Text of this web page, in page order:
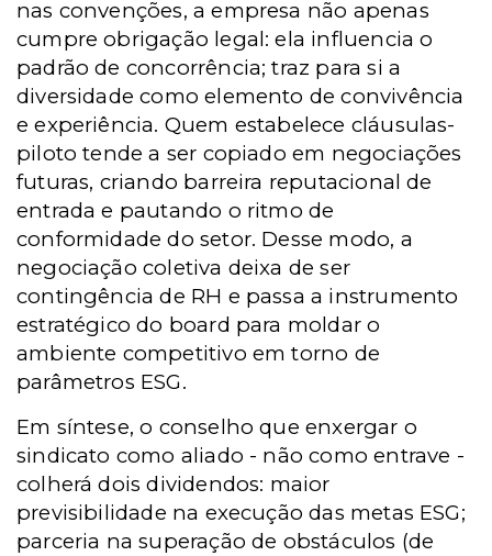
nas convenções, a empresa não apenas
cumpre obrigação legal: ela influencia o
padrão de concorrência; traz para si a
diversidade como elemento de convivência
e experiência. Quem estabelece cláusulas-
piloto tende a ser copiado em negociações
futuras, criando barreira reputacional de
entrada e pautando o ritmo de
conformidade do setor. Desse modo, a
negociação coletiva deixa de ser
contingência de RH e passa a instrumento
estratégico do board para moldar o
ambiente competitivo em torno de
parâmetros ESG.
Em síntese, o conselho que enxergar o
sindicato como aliado - não como entrave -
colherá dois dividendos: maior
previsibilidade na execução das metas ESG;
parceria na superação de obstáculos (de